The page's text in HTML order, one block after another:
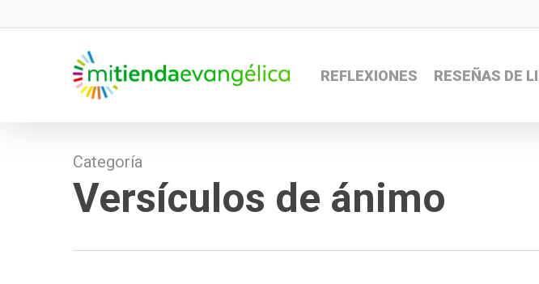
REFLEXIONES RESEÑAS DE
Categoría
Versículos de ánimo